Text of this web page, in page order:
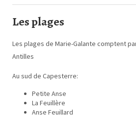
Les plages
Les plages de Marie-Galante comptent
Antilles
Au sud de Capesterre:
Petite Anse
La Feuillère
Anse Feuillard